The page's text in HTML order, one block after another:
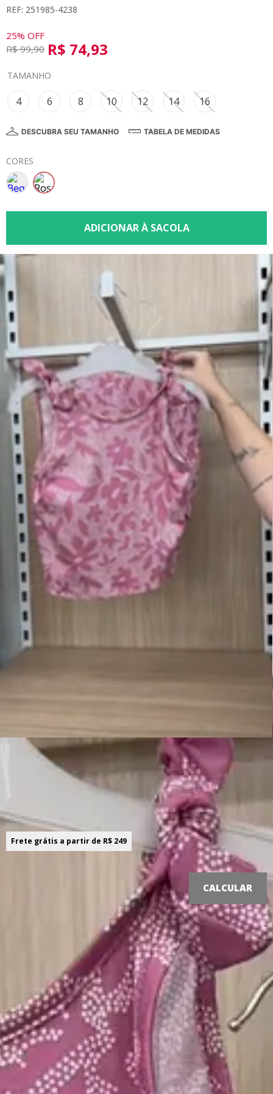
REF: 251985-4238
25% OFF
R$ 99,90 R$ 74,93
TAMANHO
4 6 8 10 12 14 16
DESCUBRA SEU TAMANHO TABELA DE MEDIDAS
CORES
Parcele no cartão de crédito com parcela mínima de R$30
Ganhe 5% OFF
Pague com PIX e garanta desconto extra em seu pedido
Frete grátis a partir de R$ 249
CONSULTE PRAZO E VALOR DE FRETE
-
Descrição do produto
Perfeito para um visual charmoso, o Conjunto Elian é
composto por regata e short saia em meia malha. A
regata possui alças com detalhe em laço e elástico lastex
nas costas, enquanto o short saia conta com elástico no
cós e transpasse frontal. Além disso, a estampa em
ambas as peças traz o pontilhismo formando um floral,
garantindo delicadeza e modernidade para o look. Ideal
para passeios ou momentos especiais em família, invista
nesse item leve, prático e cheio de personalidade!
8º
calça
9º
10º colorittá